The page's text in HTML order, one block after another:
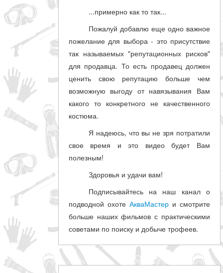
...примерно как то так...
Пожалуй добавлю еще одно важное
пожелание для выбора - это присутствие
так называемых "репутационных рисков"
для продавца. То есть продавец должен
ценить свою репутацию больше чем
возможную выгоду от навязывания Вам
какого то конкретного не качественного
костюма.
Я надеюсь, что вы не зря потратили
свое время и это видео будет Вам
полезным!
Здоровья и удачи вам!
Подписывайтесь на наш канал о
подводной охоте АкваМастери смотрите
больше наших фильмов с практическими
советами по поиску и добыче трофеев.